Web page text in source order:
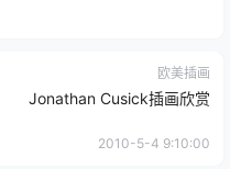
欧美插画
Jonathan Cusick插画欣赏
2010-5-4 9:10:00